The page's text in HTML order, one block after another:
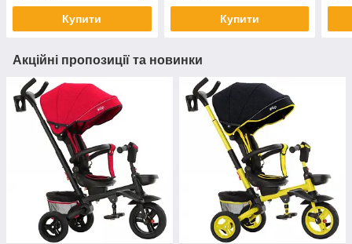
Купити Купити
Акційні пропозиції та новинки